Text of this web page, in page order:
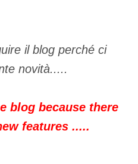
il blog perché ci
novità.....
blog because there
features .....